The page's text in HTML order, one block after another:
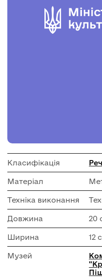
Класифікація
Матеріал
Техніка виконання
Довжина 20
Ширина 12
Музей